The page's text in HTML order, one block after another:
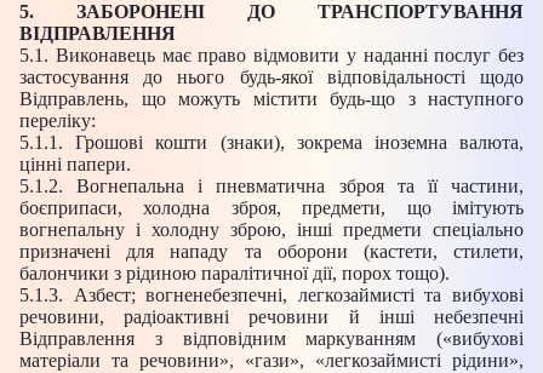
5. ЗАБОРОНЕНІ ДО ТРАНСПОРТУВАННЯ
ВІДПРАВЛЕННЯ
5.1. Виконавець має право відмовити у наданні послуг без
застосування до нього будь-якої відповідальності щодо
Відправлень, що можуть містити будь-що з наступного
переліку:
5.1.1. Грошові кошти (знаки), зокрема іноземна валюта,
цінні папери.
5.1.2. Вогнепальна і пневматична зброя та її частини,
боєприпаси, холодна зброя, предмети, що імітують
вогнепальну і холодну зброю, інші предмети спеціально
призначені для нападу та оборони (кастети, стилети,
балончики з рідиною паралітичної дії, порох тощо).
5.1.3. Азбест; вогненебезпечні, легкозаймисті та вибухові
речовини, радіоактивні речовини й інші небезпечні
Відправлення з відповідним маркуванням («вибухові
матеріали та речовини», «гази», «легкозаймисті рідини»,